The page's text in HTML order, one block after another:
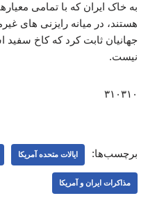
به خاک ایران که با تمامی
هستند، در میانه رایزنی های
جهانیان ثابت کرد که کاخ سفید
نیست.
۳۱۰۳۱۰
برچسب‌ها: ایالات متحده آمریکا
مذاکرات ایران و آمریکا